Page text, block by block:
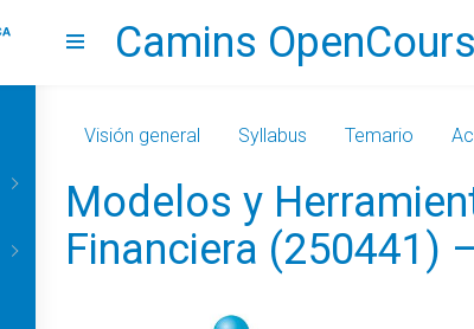
Show menuCamins
Visión general Syllabus Temario
Modelos y
Financiera (250441)